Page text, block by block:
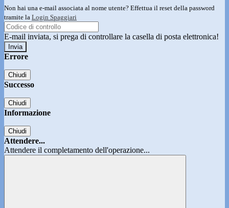
Non hai una e-mail associata al nome utente? Effettua il reset della password
tramite la Login Spaggiari
E-mail inviata, si prega di controllare la casella di posta elettronica!
Errore
Chiudi
Successo
Chiudi
Informazione
Chiudi
Attendere...
Attendere il completamento dell'operazione...